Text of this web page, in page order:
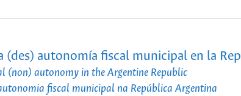
(des) autonomía fiscal municipal en la
(non) autonomy in the Argentine Republic
fiscal municipal na República Argentina